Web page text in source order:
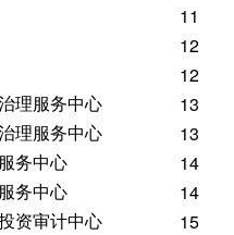
11
12
12
理服务中心
13
理服务中心
13
务中心
14
务中心
14
资审计中心
15